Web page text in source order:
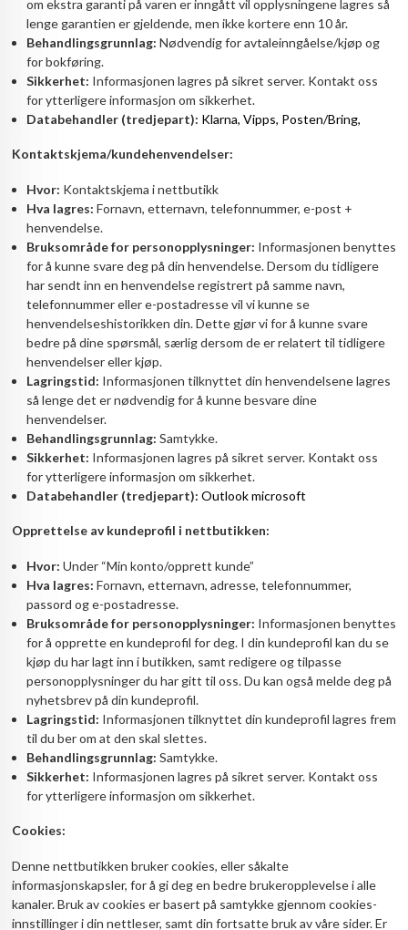
om ekstra garanti på varen er inngått vil opplysningene lagres så
lenge garantien er gjeldende, men ikke kortere enn 10 år.
Behandlingsgrunnlag: Nødvendig for avtaleinngåelse/kjøp og
for bokføring.
Sikkerhet: Informasjonen lagres på sikret server. Kontakt oss
for ytterligere informasjon om sikkerhet.
Databehandler (tredjepart): Klarna, Vipps, Posten/Bring,
Kontaktskjema/kundehenvendelser:
Hvor: Kontaktskjema i nettbutikk
Hva lagres: Fornavn, etternavn, telefonnummer, e-post +
henvendelse.
Bruksområde for personopplysninger: Informasjonen benyttes
for å kunne svare deg på din henvendelse. Dersom du tidligere
har sendt inn en henvendelse registrert på samme navn,
telefonnummer eller e-postadresse vil vi kunne se
henvendelseshistorikken din. Dette gjør vi for å kunne svare
bedre på dine spørsmål, særlig dersom de er relatert til tidligere
henvendelser eller kjøp.
Lagringstid: Informasjonen tilknyttet din henvendelsene lagres
så lenge det er nødvendig for å kunne besvare dine
henvendelser.
Behandlingsgrunnlag: Samtykke.
Sikkerhet: Informasjonen lagres på sikret server. Kontakt oss
for ytterligere informasjon om sikkerhet.
Databehandler (tredjepart): Outlook microsoft
Opprettelse av kundeprofil i nettbutikken:
Hvor: Under “Min konto/opprett kunde”
Hva lagres: Fornavn, etternavn, adresse, telefonnummer,
passord og e-postadresse.
Bruksområde for personopplysninger: Informasjonen benyttes
for å opprette en kundeprofil for deg. I din kundeprofil kan du se
kjøp du har lagt inn i butikken, samt redigere og tilpasse
personopplysninger du har gitt til oss. Du kan også melde deg på
nyhetsbrev på din kundeprofil.
Lagringstid: Informasjonen tilknyttet din kundeprofil lagres frem
til du ber om at den skal slettes.
Behandlingsgrunnlag: Samtykke.
Sikkerhet: Informasjonen lagres på sikret server. Kontakt oss
for ytterligere informasjon om sikkerhet.
Cookies:
Denne nettbutikken bruker cookies, eller såkalte
informasjonskapsler, for å gi deg en bedre brukeropplevelse i alle
kanaler. Bruk av cookies er basert på samtykke gjennom cookies-
innstillinger i din nettleser, samt din fortsatte bruk av våre sider. Er